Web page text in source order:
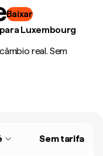
Baixar
Luxembourg
real. Sem
Sem tarifa